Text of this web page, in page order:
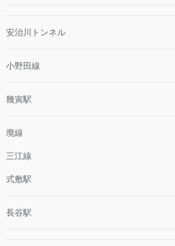
安治川トンネル
小野田線
幾寅駅
廃線
三江線
式敷駅
長谷駅